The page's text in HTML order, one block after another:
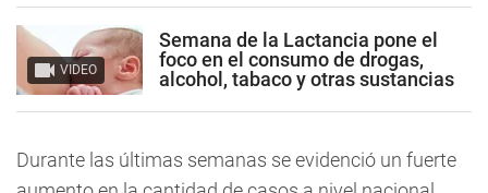
VIDEO
Semana de la Lactancia pone el
foco en el consumo de drogas,
alcohol, tabaco y otras sustancias
Durante las últimas semanas se evidenció un fuerte